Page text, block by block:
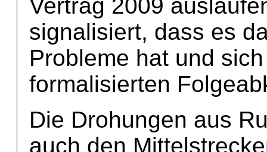
Vertrag 2009
signalisiert, dass es
Probleme hat und
formalisierten
Die Drohungen aus
auch den